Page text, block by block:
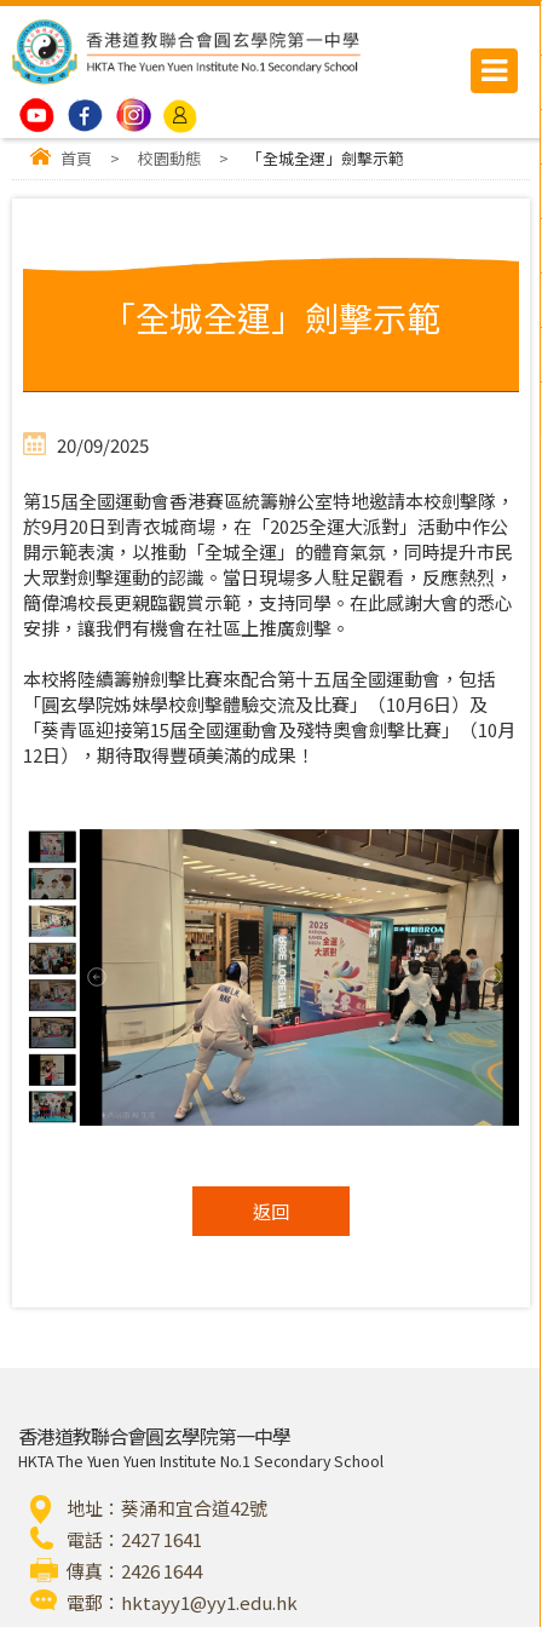
首頁 > 校園動態 > 「全城全運」劍擊示範
「全城全運」劍擊示範
20/09/2025
第15屆全國運動會香港賽區統籌辦公室特地邀請本校劍擊隊，
於9月20日到青衣城商場，在「2025全運大派對」活動中作公
開示範表演，以推動「全城全運」的體育氣氛，同時提升市民
大眾對劍擊運動的認識。當日現場多人駐足觀看，反應熱烈，
簡偉鴻校長更親臨觀賞示範，支持同學。在此感謝大會的悉心
安排，讓我們有機會在社區上推廣劍擊。
本校將陸續籌辦劍擊比賽來配合第十五屆全國運動會，包括
「圓玄學院姊妹學校劍擊體驗交流及比賽」（10月6日）及
「葵青區迎接第15屆全國運動會及殘特奧會劍擊比賽」（10月
12日），期待取得豐碩美滿的成果！
返回
香港道教聯合會圓玄學院第一中學
HKTA The Yuen Yuen Institute No.1 Secondary School
地址：葵涌和宜合道42號
電話：2427 1641
傳真：2426 1644
電郵： hktayy1@yy1.edu.hk